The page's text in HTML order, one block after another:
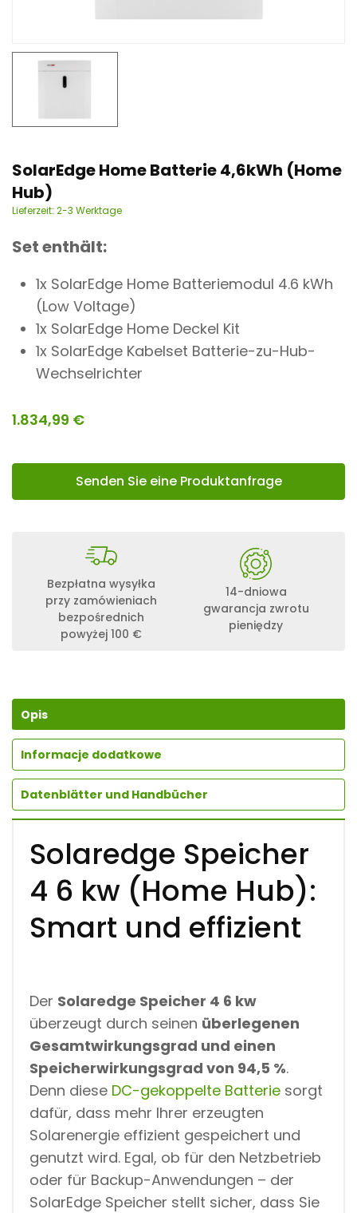
SolarEdge Home Batterie 4,6kWh (Home
Hub)
Lieferzeit: 2-3 Werktage
Set enthält:
1x SolarEdge Home Batteriemodul 4.6 kWh
(Low Voltage)
1x SolarEdge Home Deckel Kit
1x SolarEdge Kabelset Batterie-zu-Hub-
Wechselrichter
1.834,99 €
Senden Sie eine Produktanfrage
Bezpłatna wysyłka
przy zamówieniach
bezpośrednich
powyżej 100 €
14-dniowa
gwarancja zwrotu
pieniędzy
Opis
Informacje dodatkowe
Datenblätter und Handbücher
Solaredge Speicher
4 6 kw (Home Hub):
Smart und effizient
Der Solaredge Speicher 4 6 kw
überzeugt durch seinen überlegenen
Gesamtwirkungsgrad und einen
Speicherwirkungsgrad von 94,5 %.
Denn diese DC-gekoppelte Batterie sorgt
dafür, dass mehr Ihrer erzeugten
Solarenergie effizient gespeichert und
genutzt wird. Egal, ob für den Netzbetrieb
oder für Backup-Anwendungen – der
SolarEdge Speicher stellt sicher, dass Sie